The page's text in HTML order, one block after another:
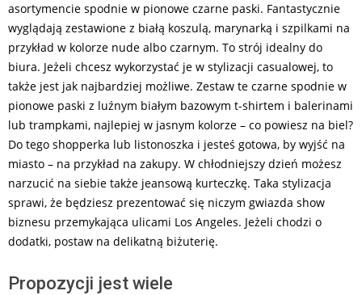
asortymencie spodnie w pionowe czarne paski. Fantastycznie
wyglądają zestawione z białą koszulą, marynarką i szpilkami na
przykład w kolorze nude albo czarnym. To strój idealny do
biura. Jeżeli chcesz wykorzystać je w stylizacji casualowej, to
także jest jak najbardziej możliwe. Zestaw te czarne spodnie w
pionowe paski z luźnym białym bazowym t-shirtem i balerinami
lub trampkami, najlepiej w jasnym kolorze – co powiesz na biel?
Do tego shopperka lub listonoszka i jesteś gotowa, by wyjść na
miasto – na przykład na zakupy. W chłodniejszy dzień możesz
narzucić na siebie także jeansową kurteczkę. Taka stylizacja
sprawi, że będziesz prezentować się niczym gwiazda show
biznesu przemykająca ulicami Los Angeles. Jeżeli chodzi o
dodatki, postaw na delikatną biżuterię.
Propozycji jest wiele